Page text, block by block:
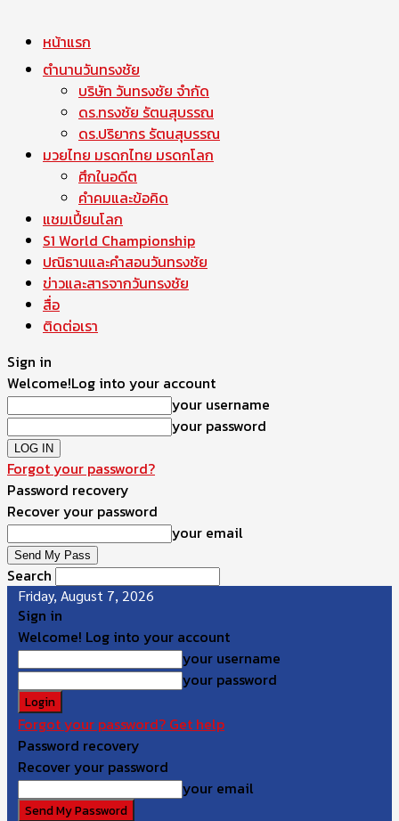
หน้าแรก
ตำนานวันทรงชัย
บริษัท วันทรงชัย จำกัด
ดร.ทรงชัย รัตนสุบรรณ
ดร.ปริยากร รัตนสุบรรณ
มวยไทย มรดกไทย มรดกโลก
ศึกในอดีต
คำคมและข้อคิด
แชมเปี้ยนโลก
S1 World Championship
ปณิธานและคำสอนวันทรงชัย
ข่าวและสารจากวันทรงชัย
สื่อ
ติดต่อเรา
Sign in
Welcome!Log into your account
your username
your password
Forgot your password?
Password recovery
Recover your password
your email
Search
Friday, August 7, 2026
Sign in
Welcome! Log into your account
your username
your password
Forgot your password? Get help
Password recovery
Recover your password
your email